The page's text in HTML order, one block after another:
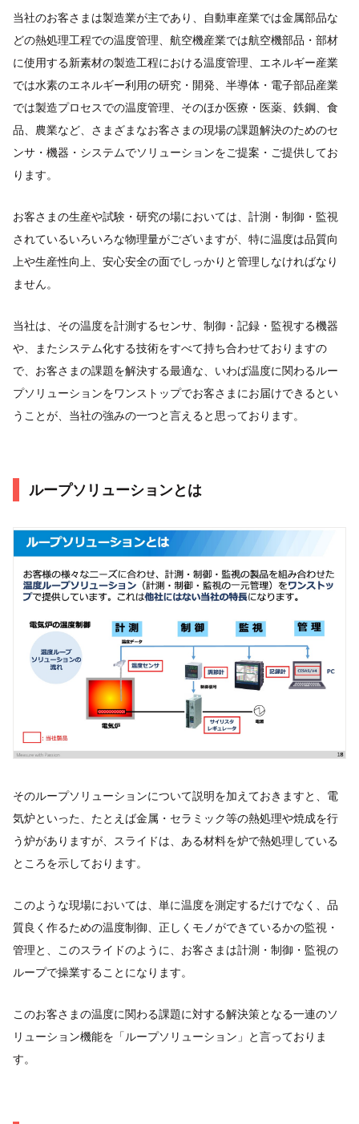
当社のお客さまは製造業が主であり、​自動車産業では金属部品な
どの熱処理工程での温度管理​、航空機産業では航空機部品・部材
に使用する新素材の製造工程における温度管理、エネルギー産業
では水素のエネルギー利用の研究・開発​、半導体・電子部品産業
では製造プロセスでの温度管理​、​そのほか医療・医薬、鉄鋼、食
品、農業​など、さまざまなお客さまの現場の課題解決のためのセ
ンサ・機器・システムでソリューションをご提案・ご提供してお
ります。​
​お客さまの生産や試験・研究の場においては、計測・制御・監視
されている​いろいろな物理量がございますが、特に温度は品質向
上や生産性向上、​安心安全の面でしっかりと管理しなければなり
ません。​
当社は、その温度を計測するセンサ、制御・記録・監視する機器
や、またシステム化する技術をすべて持ち合わせておりますの
で、​お客さまの課題を解決する最適な、いわば温度に関わるルー
プソリューションをワンストップで​お客さまにお届けできるとい
うことが、当社の強みの一つと言えると思っております。​
ループソリューションとは
そのループソリューションについて説明を加えておきますと、​電
気炉といった、たとえば金属・セラミック等の熱処理や焼成を行
う炉がありますが、​スライドは、ある材料を炉で熱処理している
ところを示しております。​
​このような現場においては、単に温度を測定するだけでなく、​品
質良く作るための温度制御、正しくモノができているかの監視・
管理と、​このスライドのように、お客さまは計測・制御・監視の
ループで操業することになります。​
このお客さまの温度に関わる課題に対する解決策となる​一連のソ
リューション機能を「ループソリューション」と言っておりま
す。​